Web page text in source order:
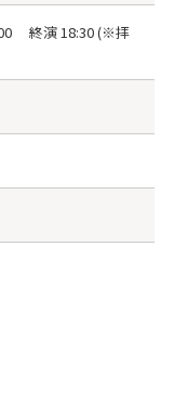
終演 18:30 (※拝